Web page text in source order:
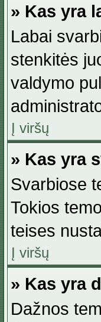
» Kas yra
Labai
stenkitės
valdymo
Į viršų
» Kas yra
Svarbiose
Tokios
teises
Į viršų
» Kas yra
Dažnos